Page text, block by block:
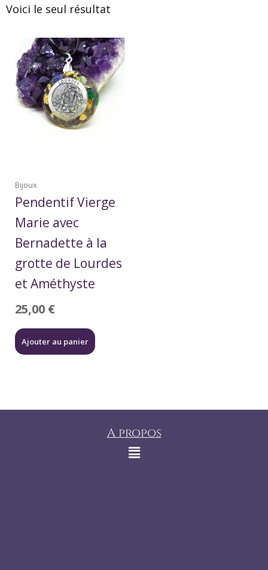
Voici le seul résultat
Bijoux
Pendentif Vierge
Marie avec
Bernadette à la
grotte de Lourdes
et Améthyste
25,00 €
Ajouter au panier
A propos